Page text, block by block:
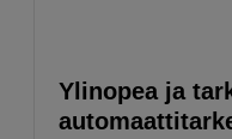
Ylinopea ja